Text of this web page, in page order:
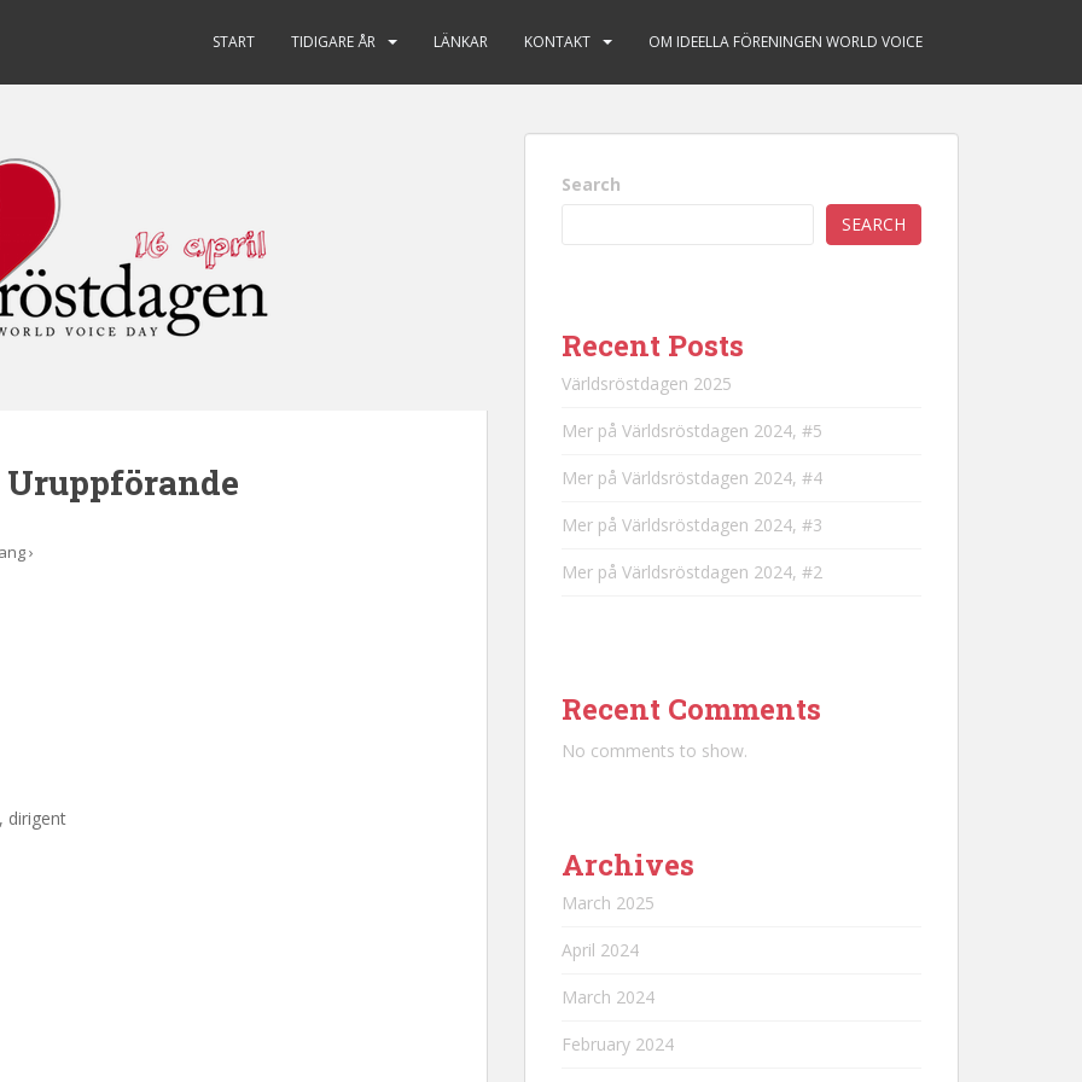
START TIDIGARE ÅR LÄNKAR KONTAKT OM IDEELLA FÖRENINGEN WORLD VOICE
Uruppförande
›
dirigent
Search
SEARCH
Recent Posts
Världsröstdagen 2025
Mer på Världsröstdagen 2024, #5
Mer på Världsröstdagen 2024, #4
Mer på Världsröstdagen 2024, #3
Mer på Världsröstdagen 2024, #2
Recent Comments
No comments to show.
Archives
March 2025
April 2024
March 2024
February 2024